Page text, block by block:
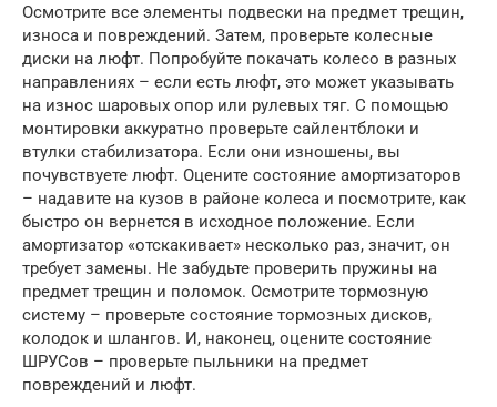
Осмотрите все элементы подвески на предмет трещин,
износа и повреждений. Затем, проверьте колесные
диски на люфт. Попробуйте покачать колесо в разных
направлениях – если есть люфт, это может указывать
на износ шаровых опор или рулевых тяг. С помощью
монтировки аккуратно проверьте сайлентблоки и
втулки стабилизатора. Если они изношены, вы
почувствуете люфт. Оцените состояние амортизаторов
– надавите на кузов в районе колеса и посмотрите, как
быстро он вернется в исходное положение. Если
амортизатор «отскакивает» несколько раз, значит, он
требует замены. Не забудьте проверить пружины на
предмет трещин и поломок. Осмотрите тормозную
систему – проверьте состояние тормозных дисков,
колодок и шлангов. И, наконец, оцените состояние
ШРУСов – проверьте пыльники на предмет
повреждений и люфт.